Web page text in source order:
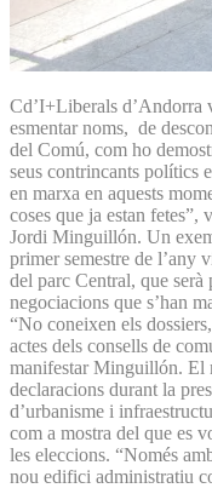
Cd’I+Liberals d’Andorra
esmentar noms, de
del Comú, com ho
seus contrincants polítics
en marxa en aquests
coses que ja estan
Jordi Minguillón. Un
primer semestre de l’any
del parc Central, que serà
negociacions que s’han
“No coneixen els
actes dels consells de
manifestar Minguillón. El
declaracions durant la
d’urbanisme i
com a mostra del que es
les eleccions. “Només
nou edifici administratiu